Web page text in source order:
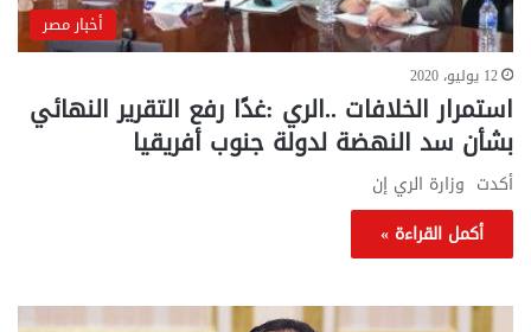
أخبار مصر
12 يوليو، 2020
استمرار الخلافات ..الري :غدًا رفع التقرير النهائي
بشأن سد النهضة لدولة جنوب أفريقيا
أكدت وزارة الري إن
أكمل القراءة »
تحركات